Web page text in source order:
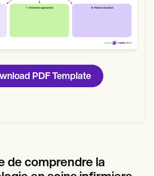
PDF Template
de comprendre la